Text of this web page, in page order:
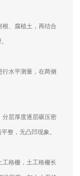
、腐植土，再结合
水平测量，在两侧
分层厚度逐层碾压密
整，无凸凹现象。
格栅，土工格栅长